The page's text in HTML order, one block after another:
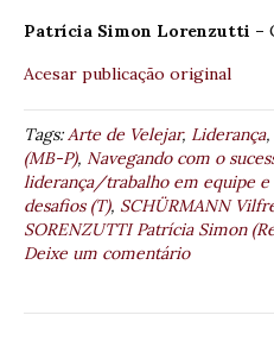
Patrícia Simon Lorenzutti –
Acesar publicação original
Tags:Arte de Velejar, Liderança,
(MB-P), Navegando com o
liderança/trabalho em equipe e
desafios (T), SCHÜRMANN
SORENZUTTI Patrícia Simon
Deixe um comentário